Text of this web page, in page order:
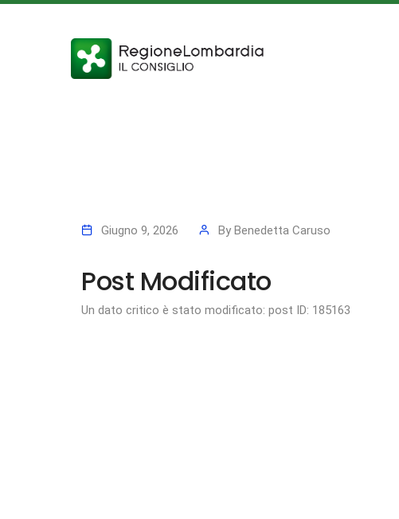
Giugno 9, 2026 By Benedetta Caruso
Post Modificato
Un dato critico è stato modificato: post ID: 185163